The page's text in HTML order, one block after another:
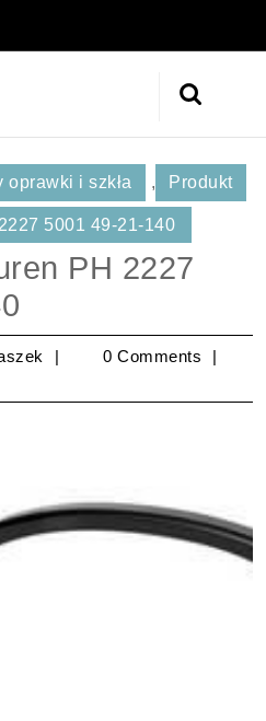
oprawki i szkła , Produkt
5001 49-21-140
PH 2227
modraszek
0 Comments